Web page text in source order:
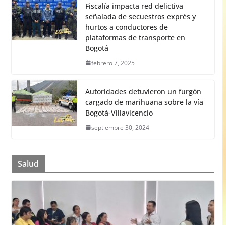
Fiscalía impacta red delictiva
señalada de secuestros exprés y
hurtos a conductores de
plataformas de transporte en
Bogotá
febrero 7, 2025
Autoridades detuvieron un furgón
cargado de marihuana sobre la vía
Bogotá-Villavicencio
septiembre 30, 2024
Salud